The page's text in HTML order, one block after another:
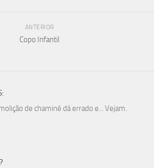
ANTERIOR
Copo Infantil
de chaminé dá errado e... Vejam.